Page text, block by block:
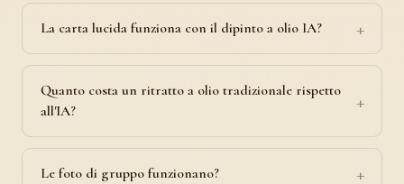
La carta lucida funziona con il dipinto a olio IA?
Quanto costa un ritratto a olio tradizionale rispetto
all'IA?
Le foto di gruppo funzionano?